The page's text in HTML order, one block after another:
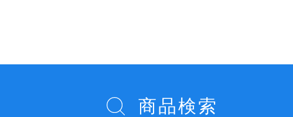
商品検索